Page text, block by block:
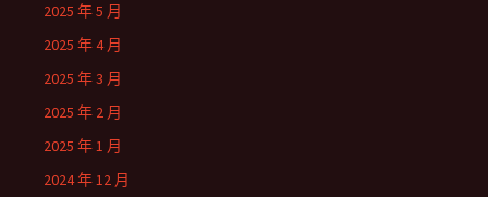
2025 年 5 月
2025 年 4 月
2025 年 3 月
2025 年 2 月
2025 年 1 月
2024 年 12 月